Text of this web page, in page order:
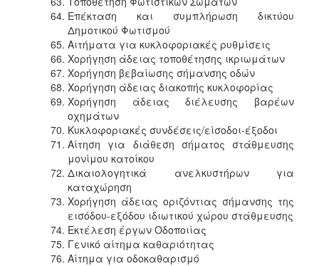
Επέκταση και συμπλήρωση δικτύου
Δημοτικού Φωτισμού
Αιτήματα για κυκλοφοριακές ρυθμίσεις
Χορήγηση άδειας τοποθέτησης ικριωμάτων
Χορήγηση βεβαίωσης σήμανσης οδών
Χορήγηση άδειας διακοπής κυκλοφορίας
Χορήγηση άδειας διέλευσης βαρέων
οχημάτων
Κυκλοφοριακές συνδέσεις/είσοδοι-έξοδοι
Αίτηση για διάθεση σήματος στάθμευσης
μονίμου κατοίκου
Δικαιολογητικά ανελκυστήρων για
καταχώρηση
Χορήγηση άδειας οριζόντιας σήμανσης της
εισόδου-εξόδου ιδιωτικού χώρου στάθμευσης
Εκτέλεση έργων Οδοποιίας
Γενικό αίτημα καθαριότητας
Αίτημα για οδοκαθαρισμό